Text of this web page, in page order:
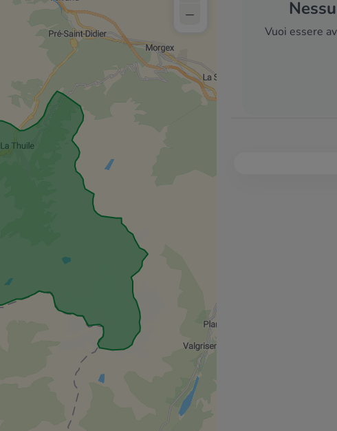
Vuoi essere
–